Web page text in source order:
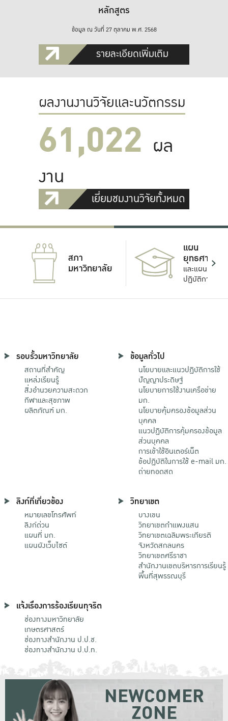
หลักสูตร
ข้อมูล ณ วันที่ 27 ตุลาคม พ.ศ. 2568
รายละเอียดเพิ่มเติม
ผลงานงานวิจัยและนวัตกรรม
61,022 ผล
งาน
เยี่ยมชมงานวิจัยทั้งหมด
สภา
มหาวิทยาลัย
แผน
ยุทธศาสตร์
และแผน
ปฏิบัติการ
รอบรั้วมหาวิทยาลัย
สถานที่สำคัญ
แหล่งเรียนรู้
สิ่งอำนวยความสะดวก
กีฬาและสุขภาพ
ผลิตภัณฑ์ มก.
ข้อมูลทั่วไป
นโยบายและแนวปฏิบัติการใช้
ปัญญาประดิษฐ์
นโยบายการใช้งานเครือข่าย
มก.
นโยบายคุ้มครองข้อมูลส่วน
บุคคล
แนวปฏิบัติการคุ้มครองข้อมูล
ส่วนบุคคล
การเข้าใช้อินเตอร์เน็ต
ข้อปฏิบัติในการใช้ e-mail มก.
ถ่ายทอดสด
ลิงก์ที่เกี่ยวข้อง
หมายเลขโทรศัพท์
ลิงก์ด่วน
แผนที่ มก.
แผนผังเว็บไซต์
วิทยาเขต
บางเขน
วิทยาเขตกําแพงแสน
วิทยาเขตเฉลิมพระเกียรติ
จังหวัดสกลนคร
วิทยาเขตศรีราชา
สำนักงานเขตบริหารการเรียนรู้
พื้นที่สุพรรณบุรี
แจ้งเรื่องการร้องเรียนทุจริต
ช่องทางมหาวิทยาลัย
เกษตรศาสตร์
ช่องทางสำนักงาน ป.ป.ช.
ช่องทางสำนักงาน ป.ป.ท.
NEWCOMER
ZONE